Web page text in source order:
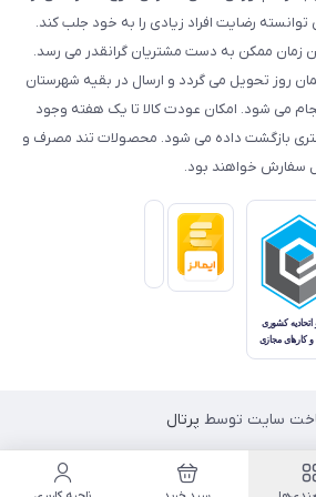
رضایت افراد زیادی را به خود جلب کند.
زمان ممکن به دست مشتریان گرانقدر می رسد.
روز تحویل می گردد و ارسال در بقیه شهرستان
می شود. امکان عودت کالا تا یک هفته وجود
بازگشت داده می شود. محصولات تند مصرف و
سفارش خواهند بود.
سایت توسط پرتال